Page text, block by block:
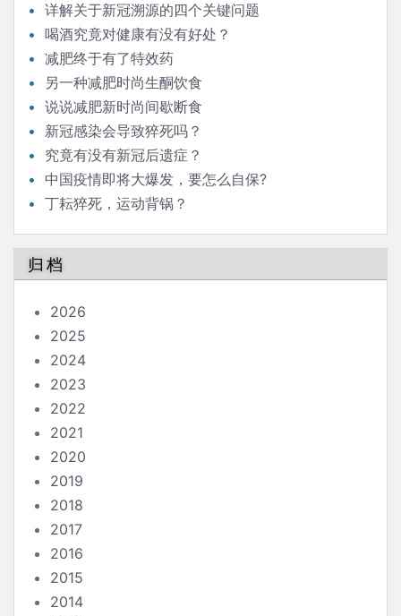
详解关于新冠溯源的四个关键问题
喝酒究竟对健康有没有好处？
减肥终于有了特效药
另一种减肥时尚生酮饮食
说说减肥新时尚间歇断食
新冠感染会导致猝死吗？
究竟有没有新冠后遗症？
中国疫情即将大爆发，要怎么自保?
丁耘猝死，运动背锅？
归档
2026
2025
2024
2023
2022
2021
2020
2019
2018
2017
2016
2015
2014